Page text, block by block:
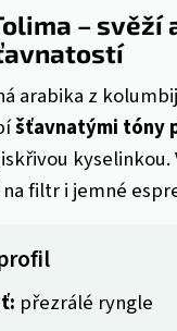
– svěží
arabika z
šťavnatými tóny
kyselinkou.
filtr i jemné
přezrálé ryngle